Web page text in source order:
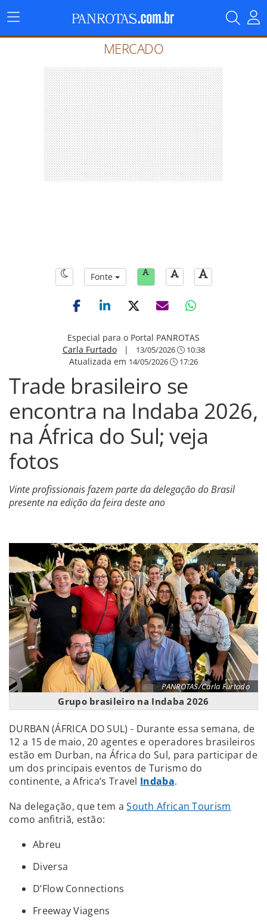
Menu
Principal
MERCADO
Fonte
Especial para o Portal PANROTAS
Carla Furtado| 13/05/2026 10:38
Atualizada em 14/05/2026 17:26
Trade brasileiro se
encontra na Indaba 2026,
na África do Sul; veja
fotos
Vinte profissionais fazem parte da delegação do Brasil
presente na edição da feira deste ano
PANROTAS/Carla Furtado
Grupo brasileiro na Indaba 2026
DURBAN (ÁFRICA DO SUL) - Durante essa semana, de
12 a 15 de maio, 20 agentes e operadores brasileiros
estão em Durban, na África do Sul, para participar de
um dos principais eventos de Turismo do
continente, a Africa’s Travel Indaba.
Na delegação, que tem aSouth African Tourism
como anfitriã, estão:
Abreu
Diversa
D’Flow Connections
Freeway Viagens